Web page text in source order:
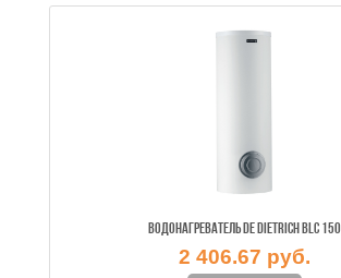
ВОДОНАГРЕВАТЕЛЬ DE DIETRICH BLC 150
2 406.67 руб.